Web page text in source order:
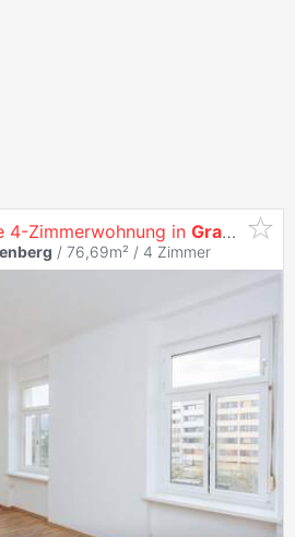
4-Zimmerwohnung in Graz
/ 76,69m² / 4 Zimmer